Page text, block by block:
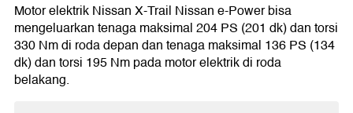
Motor elektrik Nissan X-Trail Nissan e-Power bisa
mengeluarkan tenaga maksimal 204 PS (201 dk) dan torsi
330 Nm di roda depan dan tenaga maksimal 136 PS (134
dk) dan torsi 195 Nm pada motor elektrik di roda
belakang.